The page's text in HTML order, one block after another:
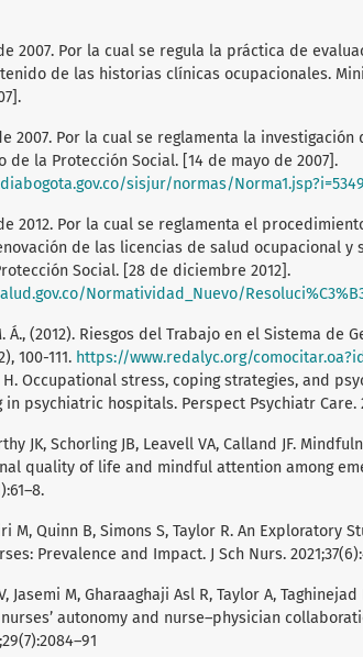
2007. Por la cual se regula la práctica de
de las historias clínicas ocupacionales.
2007. Por la cual se reglamenta la
de la Protección Social. [14 de mayo de 2007].
sisjur/normas/
2012. Por la cual se reglamenta el
de las licencias de salud ocupacional y
Social. [28 de diciembre 2012].
Normatividad_Nuevo/
Á., (2012). Riesgos del Trabajo en el Sistema de
100-111. https://www.redalyc.org/
H. Occupational stress, coping strategies, and
psychiatric hospitals. Perspect Psychiatr Care.
JK, Schorling JB, Leavell VA, Calland JF.
quality of life and mindful attention among
M, Quinn B, Simons S, Taylor R. An Exploratory
Prevalence and Impact. J Sch Nurs.
Jasemi M, Gharaaghaji Asl R, Taylor A,
autonomy and nurse–physician